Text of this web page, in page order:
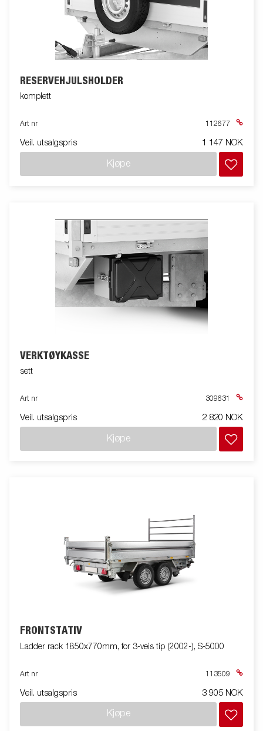
RESERVEHJULSHOLDER
komplett
Art nr 112677
Veil. utsalgspris 1 147 NOK
Kjøpe
VERKTØYKASSE
sett
Art nr 309631
Veil. utsalgspris 2 820 NOK
Kjøpe
FRONTSTATIV
Ladder rack 1850x770mm, for 3-veis tip (2002-), S-5000
Art nr 113509
Veil. utsalgspris 3 905 NOK
Kjøpe